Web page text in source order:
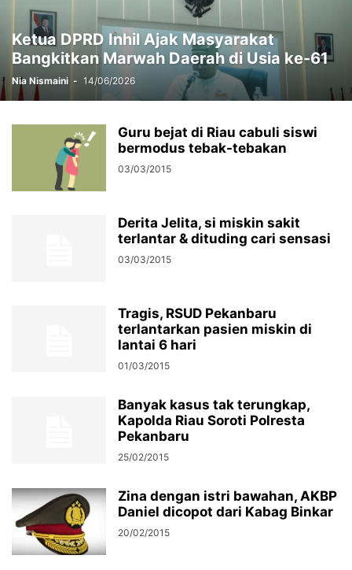
Ketua DPRD Inhil Ajak Masyarakat
Bangkitkan Marwah Daerah di Usia ke-61
Nia Nismaini - 14/06/2026
Guru bejat di Riau cabuli siswi
bermodus tebak-tebakan
03/03/2015
Derita Jelita, si miskin sakit
terlantar & dituding cari sensasi
03/03/2015
Tragis, RSUD Pekanbaru
terlantarkan pasien miskin di
lantai 6 hari
01/03/2015
Banyak kasus tak terungkap,
Kapolda Riau Soroti Polresta
Pekanbaru
25/02/2015
Zina dengan istri bawahan, AKBP
Daniel dicopot dari Kabag Binkar
20/02/2015